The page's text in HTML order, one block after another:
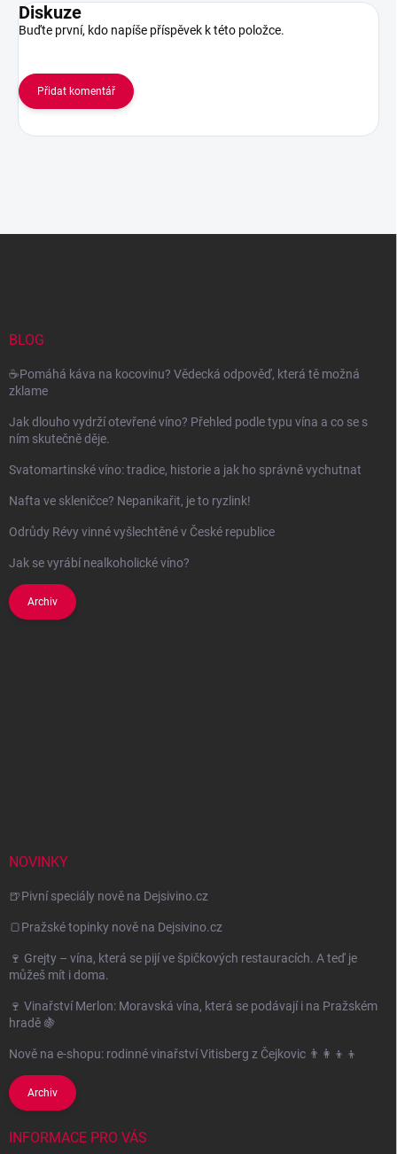
Diskuze
Buďte první, kdo napíše příspěvek k této položce.
Přidat komentář
BLOG
☕Pomáhá káva na kocovinu? Vědecká odpověď, která tě možná
zklame
Jak dlouho vydrží otevřené víno? Přehled podle typu vína a co se s
ním skutečně děje.
Svatomartinské víno: tradice, historie a jak ho správně vychutnat
Nafta ve skleničce? Nepanikařit, je to ryzlink!
Odrůdy Révy vinné vyšlechtěné v České republice
Jak se vyrábí nealkoholické víno?
Archiv
NOVINKY
🍺Pivní speciály nově na Dejsivino.cz
🍞Pražské topinky nově na Dejsivino.cz
🍷 Grejty – vína, která se pijí ve špičkových restauracích. A teď je
můžeš mít i doma.
🍷 Vinařství Merlon: Moravská vína, která se podávají i na Pražském
hradě 🍇
Nově na e-shopu: rodinné vinařství Vitisberg z Čejkovic 👨‍👩‍👦‍👦
Archiv
INFORMACE PRO VÁS